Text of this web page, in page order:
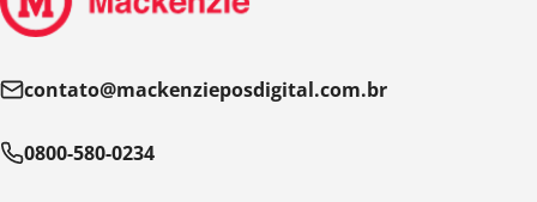
contato@mackenzieposdigital.com.br
0800-580-0234